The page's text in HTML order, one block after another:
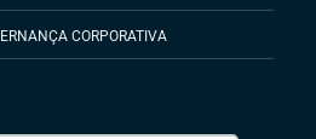
CORPORATIVA